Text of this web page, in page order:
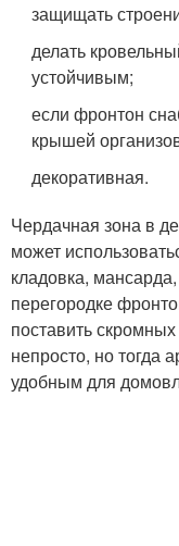
защищать
делать
устойчивым;
если фронтон
крышей
декоративная.
Чердачная зона в
может
кладовка,
перегородке
поставить
непросто, но тогда
удобным для